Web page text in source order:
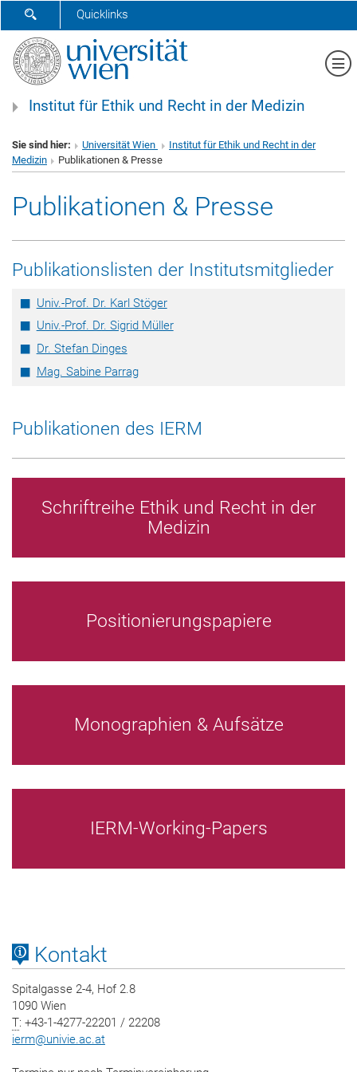
SUCHFORMULAR ÖFFNEN
Quicklinks
Institut für Ethik und Recht in der Medizin
Sie sind hier: Universität Wien
Institut für Ethik und Recht in der
Medizin
Publikationen & Presse
Publikationen & Presse
Publikationslisten der Institutsmitglieder
Univ.-Prof. Dr. Karl Stöger
Univ.-Prof. Dr. Sigrid Müller
Dr. Stefan Dinges
Mag. Sabine Parrag
Publikationen des IERM
Schriftreihe Ethik und Recht in der
Medizin
Positionierungspapiere
Monographien & Aufsätze
IERM-Working-Papers
Kontakt
Spitalgasse 2-4, Hof 2.8
1090 Wien
T: +43-1-4277-22201 / 22208
ierm@univie.ac.at